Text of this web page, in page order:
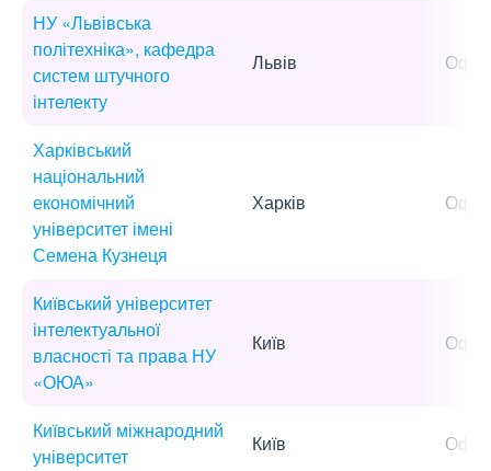
НУ «Львівська
політехніка», кафедра
систем штучного
інтелекту
Львів
Харківський
національний
економічний
університет імені
Семена Кузнеця
Харків
Київський університет
інтелектуальної
власності та права НУ
«ОЮА»
Київ
Київський міжнародний
університет
Київ